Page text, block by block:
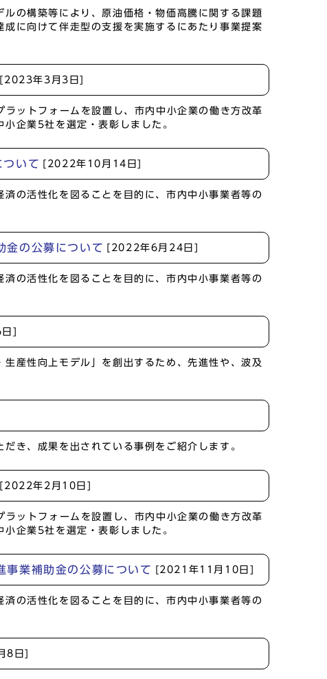
の構築等により、原油価格・物価高騰に関する課題
に向けて伴走型の支援を実施するにあたり事業提案
[2023年3月3日]
ットフォームを設置し、市内中小企業の働き方改革
企業5社を選定・表彰しました。
いて [2022年10月14日]
の活性化を図ることを目的に、市内中小事業者等の
金の公募について [2022年6月24日]
の活性化を図ることを目的に、市内中小事業者等の
]
産性向上モデル」を創出するため、先進性や、波及
き、成果を出されている事例をご紹介します。
[2022年2月10日]
ットフォームを設置し、市内中小企業の働き方改革
企業5社を選定・表彰しました。
事業補助金の公募について [2021年11月10日]
の活性化を図ることを目的に、市内中小事業者等の
8日]